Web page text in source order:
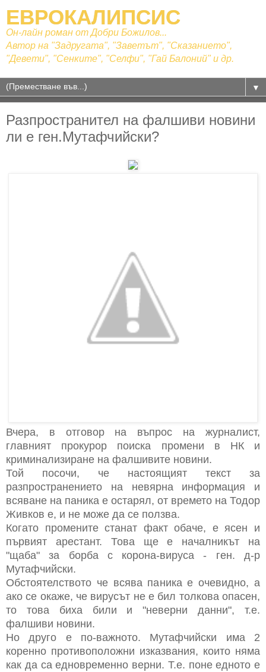
ЕВРОКАЛИПСИС
Он-лайн роман от Добри Божилов...
Автор на "Задругата", "Заветът", "Сказанието",
"Девети", "Сенките", "Селфи", "Гай Балоний" и др.
▼
Разпространител на фалшиви новини
ли е ген.Мутафчийски?
Вчера, в отговор на въпрос на журналист,
главният прокурор поиска промени в НК и
криминализиране на фалшивите новини.
Той посочи, че настоящият текст за
разпространението на невярна информация и
всяване на паника е остарял, от времето на Тодор
Живков е, и не може да се ползва.
Когато промените станат факт обаче, е ясен и
първият арестант. Това ще е началникът на
"щаба" за борба с корона-вируса - ген. д-р
Мутафчийски.
Обстоятелството че всява паника е очевидно, а
ако се окаже, че вирусът не е бил толкова опасен,
то това биха били и "неверни данни", т.е.
фалшиви новини.
Но друго е по-важното. Мутафчийски има 2
коренно противоположни изказвания, които няма
как да са едновременно верни. Т.е. поне едното е